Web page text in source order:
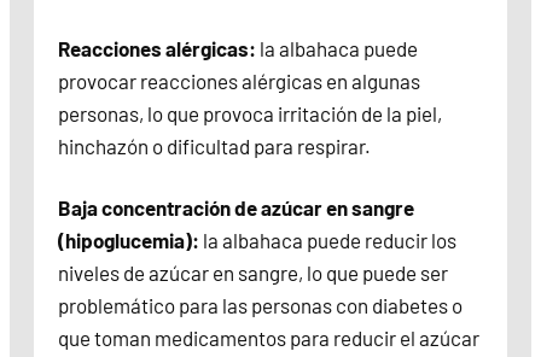
Reacciones alérgicas: la albahaca puede
provocar reacciones alérgicas en algunas
personas, lo que provoca irritación de la piel,
hinchazón o dificultad para respirar.
Baja concentración de azúcar en sangre
(hipoglucemia): la albahaca puede reducir los
niveles de azúcar en sangre, lo que puede ser
problemático para las personas con diabetes o
que toman medicamentos para reducir el azúcar